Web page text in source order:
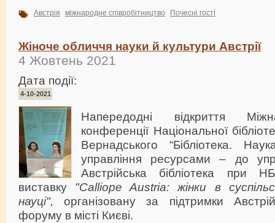
Австрія міжнародне співробітництво Почесні гості
Жіноче обличчя науки й культури Австрії
4 Жовтень 2021
Дата події:
4-10-2021
Напередодні відкриття
конференції Національної
Вернадського “Бібліотека.
управління ресурсами – до
Австрійська бібліотека при
виставку "Calliope Austria: жінки в
науці",організовану за підтримки
форуму в місті Києві.